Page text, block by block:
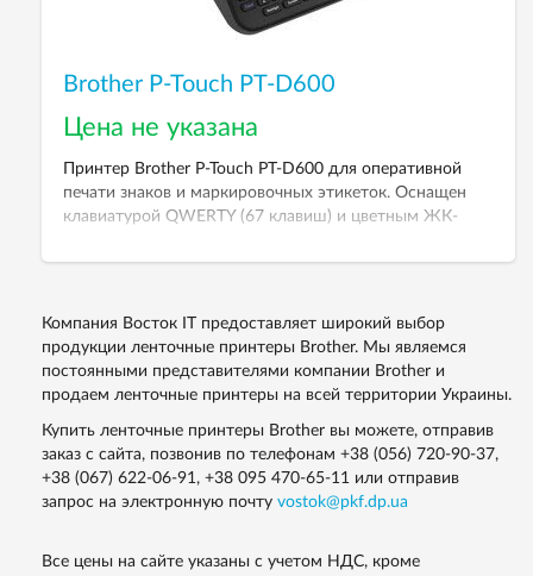
Brother P-Touch PT-D600
Цена не указана
Принтер Brother P-Touch PT-D600 для оперативной
печати знаков и маркировочных этикеток. Оснащен
клавиатурой QWERTY (67 клавиш) и цветным ЖК-
Компания Восток IT предоставляет широкий выбор
продукции ленточные принтеры Brother. Мы являемся
постоянными представителями компании Brother и
продаем ленточные принтеры на всей территории Украины.
Купить ленточные принтеры Brother вы можете, отправив
заказ с сайта, позвонив по телефонам +38 (056) 720-90-37,
+38 (067) 622-06-91, +38 095 470-65-11 или отправив
запрос на электронную почту vostok@pkf.dp.ua
Все цены на сайте указаны с учетом НДС, кроме